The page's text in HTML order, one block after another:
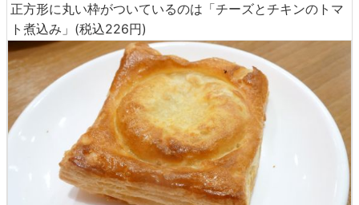
正方形に丸い枠がついているのは「チーズとチキンのトマ
ト煮込み」(税込226円)